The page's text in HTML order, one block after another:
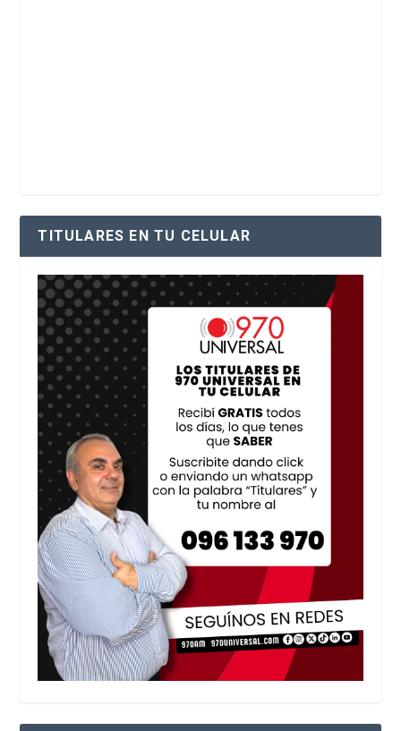
TITULARES EN TU CELULAR